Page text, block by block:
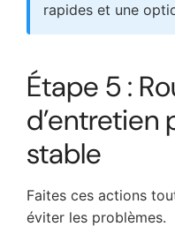
rapides et une
Étape 5 :
d’entretien
stable
Faites ces actions
éviter les problèmes.